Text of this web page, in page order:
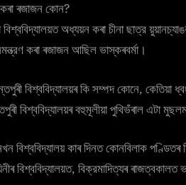
কৰা ৰজাজন কোন?
বিশ্ববিদ্যালয়ত অধ্যয়ন কৰা চীনা ছাত্র
কৰা ৰজাজন আছিল ভাস্কৰবৰ্মা।
বিশ্ববিদ্যালয়ৰ কি সম্পদ কোনে, কেতিয়া
বিশ্ববিদ্যালয়ৰ বহুমূলীয়া পুথিভঁৰাল এটা
বিশ্ববিদ্যালয় কাৰ দিনত কোনবিলাক
বিশ্ববিদ্যালয়ত, বিক্রমাদিত্যৰ